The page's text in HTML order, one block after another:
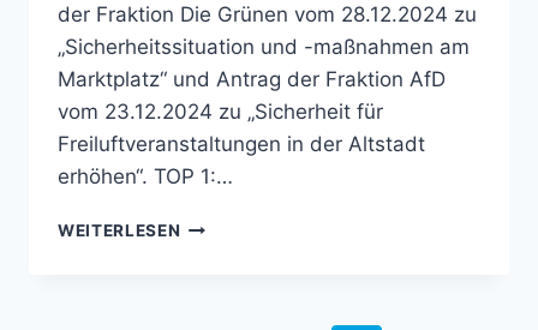
der Fraktion Die Grünen vom 28.12.2024 zu
„Sicherheitssituation und -maßnahmen am
Marktplatz“ und Antrag der Fraktion AfD
vom 23.12.2024 zu „Sicherheit für
Freiluftveranstaltungen in der Altstadt
erhöhen“. TOP 1:…
WEITERLESEN AUS